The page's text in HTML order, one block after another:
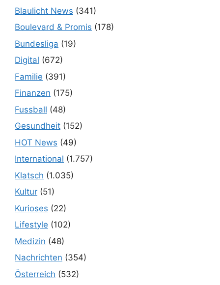
Blaulicht News (341)
Boulevard & Promis (178)
Bundesliga (19)
Digital (672)
Familie (391)
Finanzen (175)
Fussball (48)
Gesundheit (152)
HOT News (49)
International (1.757)
Klatsch (1.035)
Kultur (51)
Kurioses (22)
Lifestyle (102)
Medizin (48)
Nachrichten (354)
Österreich (532)